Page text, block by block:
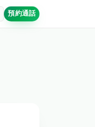
預約通話